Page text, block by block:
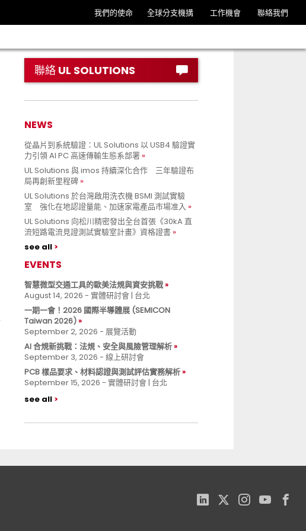
我們的使命 全球分支機搆 工作機會 聯絡我們
聯絡 UL SOLUTIONS
NEWS
從晶片到系統驗證：UL Solutions 以 USB4 驗證實
力引領 AI PC 高速傳輸生態系部署
UL Solutions 與 imos 持續深化合作 三年驗證布
局再創新里程碑
UL Solutions 於台灣啟用洗衣機 BSMI 測試實驗
室 強化在地認證量能、加速家電產品市場准入
UL Solutions 向松川精密發出全台首張《30kA 直
流短路電流見證測試實驗室計畫》資格證書
see all
EVENTS
智慧微型交通工具的歐美法規與資安挑戰
August 14, 2026 - 實體研討會 | 台北
一期一會！2026 國際半導體展 (SEMICON
Taiwan 2026)
September 2, 2026 - 展覽活動
AI 合規新挑戰：法規、安全與風險管理解析
September 3, 2026 - 線上研討會
PCB 樣品要求、材料認證與測試評估實務解析
September 15, 2026 - 實體研討會 | 台北
see all